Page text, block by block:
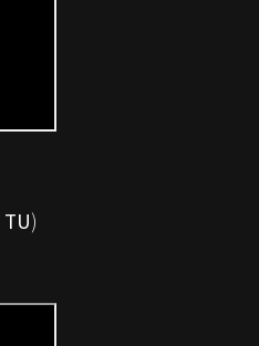
TU)